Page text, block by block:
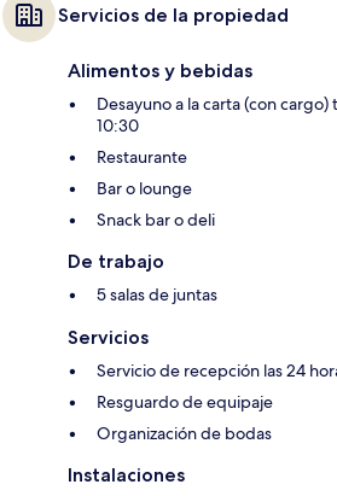
Servicios de la propiedad
Alimentos y bebidas
Desayuno a la carta (con
10:30
Restaurante
Bar o lounge
Snack bar o deli
De trabajo
5 salas de juntas
Servicios
Servicio de recepción las 24
Resguardo de equipaje
Organización de bodas
Instalaciones